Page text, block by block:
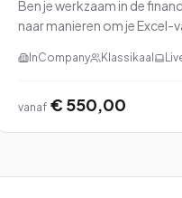
Ben je werkzaam in de
naar manieren om je Excel-
precies wat je nodig hebt!
InCompany Klassikaal
vanaf € 550,00